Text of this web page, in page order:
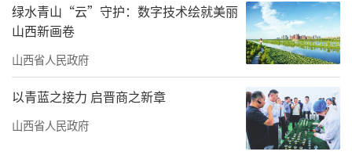
验小学，他与一线教师亲切交流，了解学校集
团化办学和教师队伍建设等情况，希望大家潜
心教书育人，创新教学模式方法，强化核心素
养培育，促进学生德智体美劳全面发展。慰问
中，唐登杰强调，要坚持不懈用习近平新时代
中国特色社会主义思想铸魂育人，实施新时代
绿水青山“云”守护：数字技术绘就美丽
山西新画卷
山西省人民政府
以青蓝之接力 启晋商之新章
山西省人民政府